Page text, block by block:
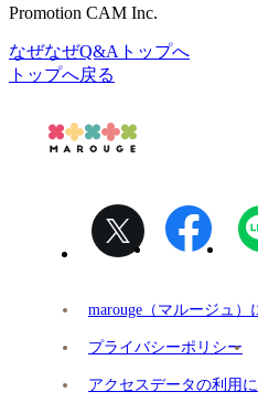
Promotion CAM Inc.
なぜなぜQ&Aトップへ
トップへ戻る
marouge（マルージュ）
プライバシーポリシー
アクセスデータの利用